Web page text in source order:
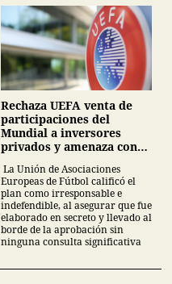
Rechaza UEFA venta de
participaciones del
Mundial a inversores
privados y amenaza con
FIFA
La Unión de Asociaciones
Europeas de Fútbol calificó el
plan como irresponsable e
indefendible, al asegurar que fue
elaborado en secreto y llevado al
borde de la aprobación sin
ninguna consulta significativa